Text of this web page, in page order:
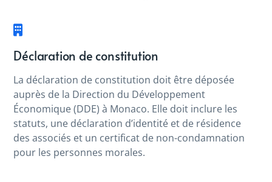
Déclaration de constitution
La déclaration de constitution doit être déposée
auprès de la Direction du Développement
Économique (DDE) à Monaco. Elle doit inclure les
statuts, une déclaration d’identité et de résidence
des associés et un certificat de non-condamnation
pour les personnes morales.